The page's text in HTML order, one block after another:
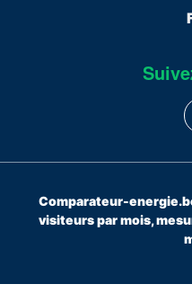
Comparateur-
visiteurs par mois,